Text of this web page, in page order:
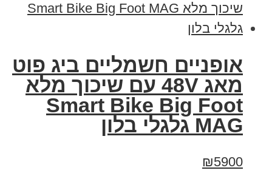
אופניים חשמליים ביג פוט
מאג 48V עם שיכוך מלא
Smart Bike Big Foot
MAG גלגלי בלון
₪5900